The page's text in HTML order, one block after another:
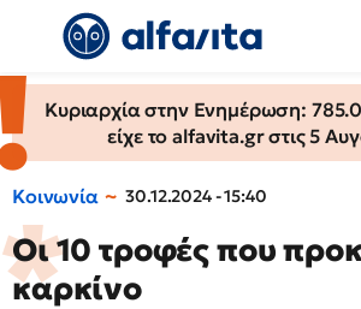
Κυριαρχία στην Ενημέρωση:
είχε το alfavita.gr στις 5
Κοινωνία 30.12.2024 - 15:40
Οι 10 τροφές που
καρκίνο